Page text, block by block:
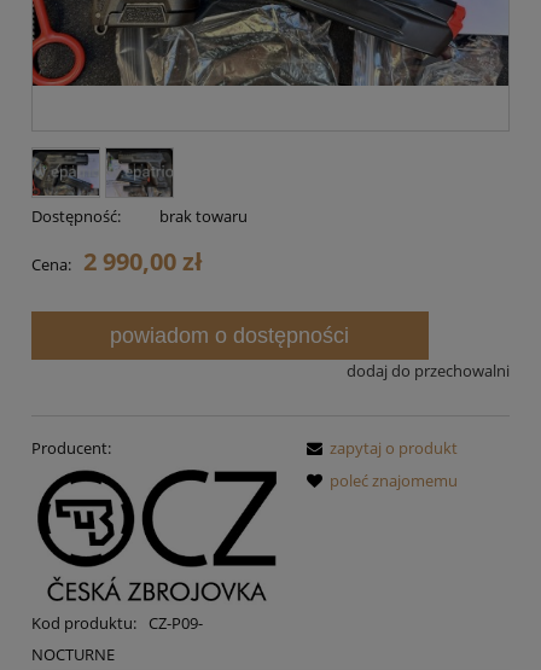
Dostępność: brak towaru
Cena: 2 990,00 zł
powiadom o dostępności
dodaj do przechowalni
Producent:
Kod produktu:
CZ-P09-
NOCTURNE
zapytaj o produkt
poleć znajomemu